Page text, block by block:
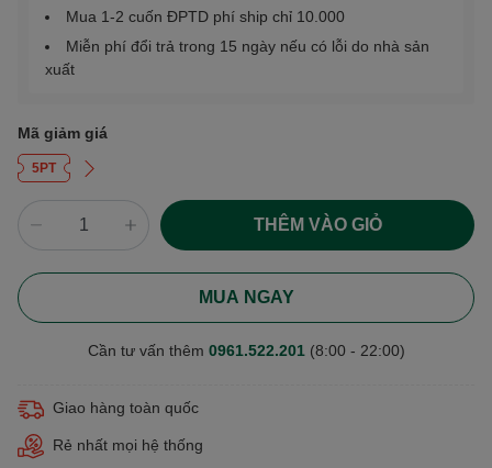
Mua 1-2 cuốn ĐPTD phí ship chỉ 10.000
Miễn phí đổi trả trong 15 ngày nếu có lỗi do nhà sản
xuất
Mã giảm giá
5PT
THÊM VÀO GIỎ
MUA NGAY
Cần tư vấn thêm 0961.522.201 (8:00 - 22:00)
Giao hàng toàn quốc
Rẻ nhất mọi hệ thống